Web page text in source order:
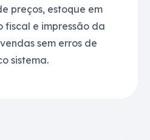
preços, estoque em
fiscal e impressão da
sem erros de
sistema.